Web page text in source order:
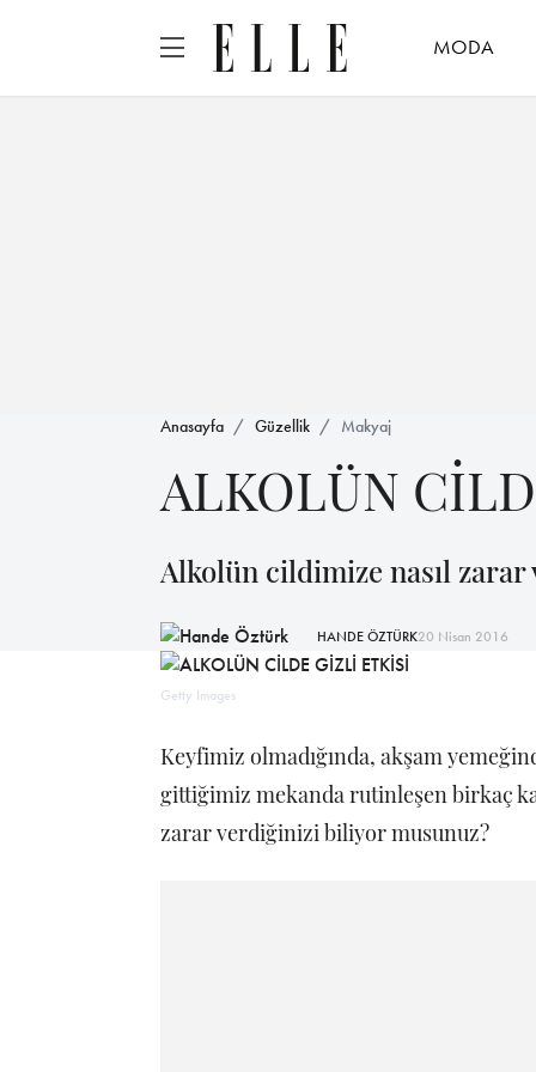
MODA
Anasayfa Güzellik Makyaj
ALKOLÜN
Alkolün cildimize nasıl
HANDE ÖZTÜRK20 Nisan 2016
Getty Images
Keyfimiz olmadığında, akşam
gittiğimiz mekanda rutinleşen birkaç
zarar verdiğinizi biliyor musunuz?